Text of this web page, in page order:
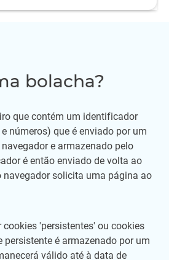
bolacha?
que contém um identificador
números) que é enviado por um
e armazenado pelo
é então enviado de volta ao
navegador solicita uma página ao
cookies 'persistentes' ou cookies
persistente é armazenado por um
válido até à data de